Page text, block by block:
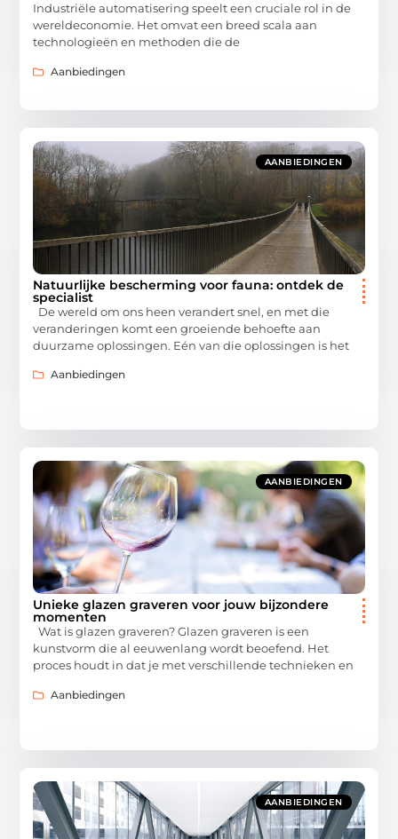
Industriële automatisering speelt een cruciale rol in de
wereldeconomie. Het omvat een breed scala aan
technologieën en methoden die de
Aanbiedingen
AANBIEDINGEN
Natuurlijke bescherming voor fauna: ontdek de
specialist
De wereld om ons heen verandert snel, en met die
veranderingen komt een groeiende behoefte aan
duurzame oplossingen. Eén van die oplossingen is het
Aanbiedingen
AANBIEDINGEN
Unieke glazen graveren voor jouw bijzondere
momenten
Wat is glazen graveren? Glazen graveren is een
kunstvorm die al eeuwenlang wordt beoefend. Het
proces houdt in dat je met verschillende technieken en
Aanbiedingen
AANBIEDINGEN